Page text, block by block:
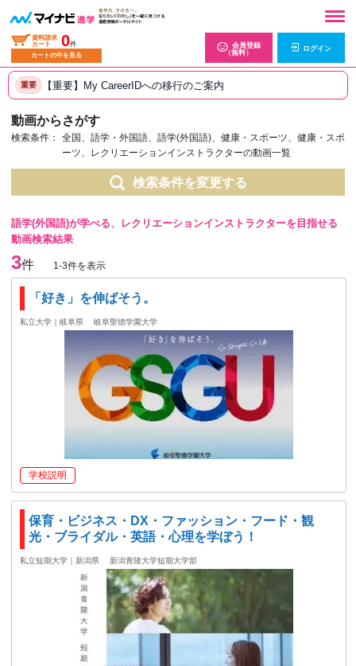
資料請求
カート
0件
カートの中を見る
会員登録
（無料）
ログイン
重要 【重要】My CareerIDへの移行のご案内
動画からさがす
検索条件：
全国、語学・外国語、語学(外国語)、健康・スポーツ、健康・スポ
ーツ、レクリエーションインストラクターの動画一覧
検索条件を変更する
語学(外国語)が学べる、レクリエーションインストラクターを目指せる
動画検索結果
3件 1-3件を表示
「好き」を伸ばそう。
私立大学｜岐阜県 岐阜聖徳学園大学
学校説明
保育・ビジネス・DX・ファッション・フード・観
光・ブライダル・英語・心理を学ぼう！
私立短期大学｜新潟県 新潟青陵大学短期大学部